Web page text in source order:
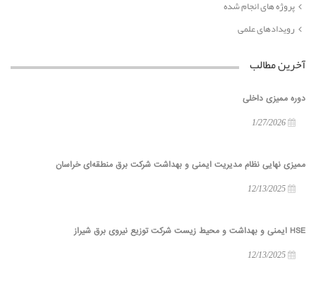
پروژه های انجام شده
رویدادهای علمی
آخرین مطالب
دوره ممیزی داخلی
ممیزی نهایی نظام مدیریت ایمنی و بهداشت شرکت برق منطقه‌ای خراسان
HSE ایمنی و بهداشت و محیط زیست شرکت توزیع نیروی برق شیراز